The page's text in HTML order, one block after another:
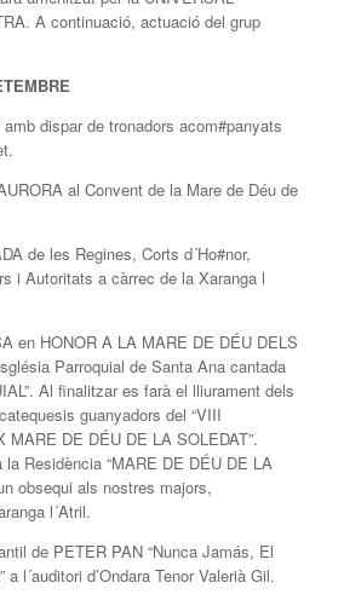
A continuació, actuació del grup
amb dispar de tronadors acom#panyats
al Convent de la Mare de Déu de
de les Regines, Corts d´Ho#nor,
i Autoritats a càrrec de la Xaranga l
en HONOR A LA MARE DE DÉU DELS
Parroquial de Santa Ana cantada
Al finalitzar es farà el lliurament dels
guanyadors del “VIII
MARE DE DÉU DE LA SOLEDAT”.
Residència “MARE DE DÉU DE LA
obsequi als nostres majors,
l´Atril.
de PETER PAN “Nunca Jamás, El
l´auditori d’Ondara Tenor Valerià Gil.